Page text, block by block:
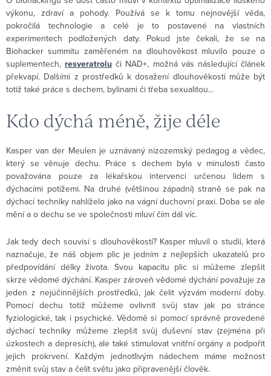
výkonu, zdraví a pohody. Používá se k tomu nejnovější věda,
pokročilá technologie a celé je to postavené na vlastních
experimentech podložených daty. Pokud jste čekali, že se na
Biohacker summitu zaměřeném na dlouhověkost mluvilo pouze o
suplementech,resveratrolu či NAD+, možná vás následující článek
překvapí. Dalšími z prostředků k dosažení dlouhověkosti může být
totiž také práce s dechem, bylinami či třeba sexualitou…
Kdo dýchá méně, žije déle
Kasper van der Meulen je uznávaný nizozemský pedagog a vědec,
který se věnuje dechu. Práce s dechem byla v minulosti často
považována pouze za lékařskou intervenci určenou lidem s
dýchacími potížemi. Na druhé (většinou západní) straně se pak na
dýchací techniky nahlíželo jako na vágní duchovní praxi. Doba se ale
mění a o dechu se ve společnosti mluví čím dál víc.
Jak tedy dech souvisí s dlouhověkostí? Kasper mluvil o studii, která
naznačuje, že náš objem plic je jedním z nejlepších ukazatelů pro
předpovídání délky života. Svou kapacitu plic si můžeme zlepšit
skrze vědomé dýchání. Kasper zároveň vědomé dýchání považuje za
jeden z nejúčinnějších prostředků, jak čelit výzvám moderní doby.
Pomocí dechu totiž můžeme ovlivnit svůj stav jak po stránce
fyziologické, tak i psychické. Vědomě si pomocí správně provedené
dýchací techniky můžeme zlepšit svůj duševní stav (zejména při
úzkostech a depresích), ale také stimulovat vnitřní orgány a podpořit
jejich prokrvení. Každým jednotlivým nádechem máme možnost
změnit svůj stav a čelit světu jako připravenější člověk.